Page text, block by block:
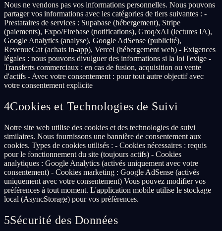
Nous ne vendons pas vos informations personnelles. Nous pouvons
partager vos informations avec les catégories de tiers suivantes : -
Prestataires de services : Supabase (hébergement), Stripe
(paiements), Expo/Firebase (notifications), Groq/xAI (lectures IA),
Google Analytics (analyse), Google AdSense (publicité),
RevenueCat (achats in-app), Vercel (hébergement web) - Exigences
légales : nous pouvons divulguer des informations si la loi l'exige -
Transferts commerciaux : en cas de fusion, acquisition ou vente
d'actifs - Avec votre consentement : pour tout autre objectif avec
votre consentement explicite
4Cookies et Technologies de Suivi
Notre site web utilise des cookies et des technologies de suivi
similaires. Nous fournissons une bannière de consentement aux
cookies. Types de cookies utilisés : - Cookies nécessaires : requis
pour le fonctionnement du site (toujours actifs) - Cookies
analytiques : Google Analytics (activés uniquement avec votre
consentement) - Cookies marketing : Google AdSense (activés
uniquement avec votre consentement) Vous pouvez modifier vos
préférences à tout moment. L'application mobile utilise le stockage
local (AsyncStorage) pour vos préférences.
5Sécurité des Données